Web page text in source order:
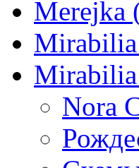
Merejka
Nora